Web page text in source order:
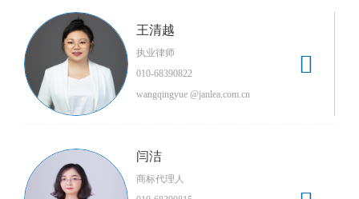

王清越
执业律师
010-68390822
wangqingyue @janlea.com.cn
闫洁
商标代理人